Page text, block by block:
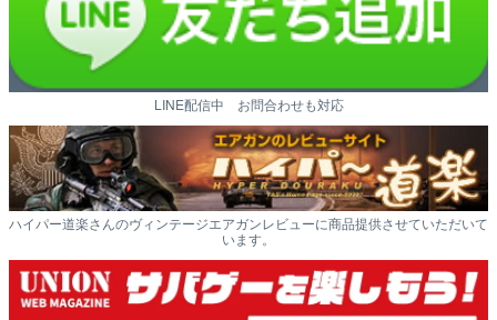
LINE配信中 お問合わせも対応
ハイパー道楽さんのヴィンテージエアガンレビューに商品提供させていただいて
います。